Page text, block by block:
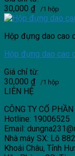
30,000 ₫ /1 hộp
Hộp đựng dao cao
Hộp đựng dao cao
Giá chỉ từ:
30,000 ₫ /1 hộp
LIÊN HỆ
CÔNG TY CỔ
Hotline: 19006525
Email:
Nhà máy SX: Lô
Khoái Châu, Tỉnh